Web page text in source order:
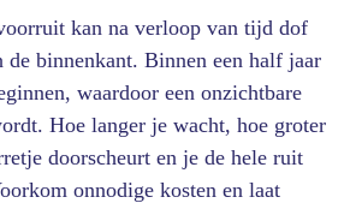
kan na verloop van tijd dof
de binnenkant. Binnen een half jaar
waardoor een onzichtbare
Hoe langer je wacht, hoe groter
doorscheurt en je de hele ruit
onnodige kosten en laat